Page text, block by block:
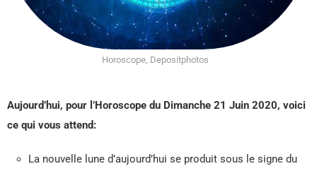
Horoscope, Depositphotos
Aujourd’hui, pour l’Horoscope du Dimanche 21 Juin 2020, voici
ce qui vous attend:
La nouvelle lune d’aujourd’hui se produit sous le signe du